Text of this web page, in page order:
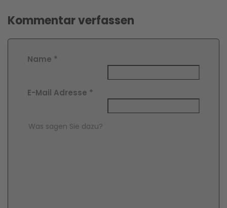
Kommentar verfassen
Name *
E-Mail Adresse *
Comment Text*